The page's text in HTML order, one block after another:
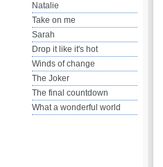
Natalie
Take on me
Sarah
Drop it like it's hot
Winds of change
The Joker
The final countdown
What a wonderful world